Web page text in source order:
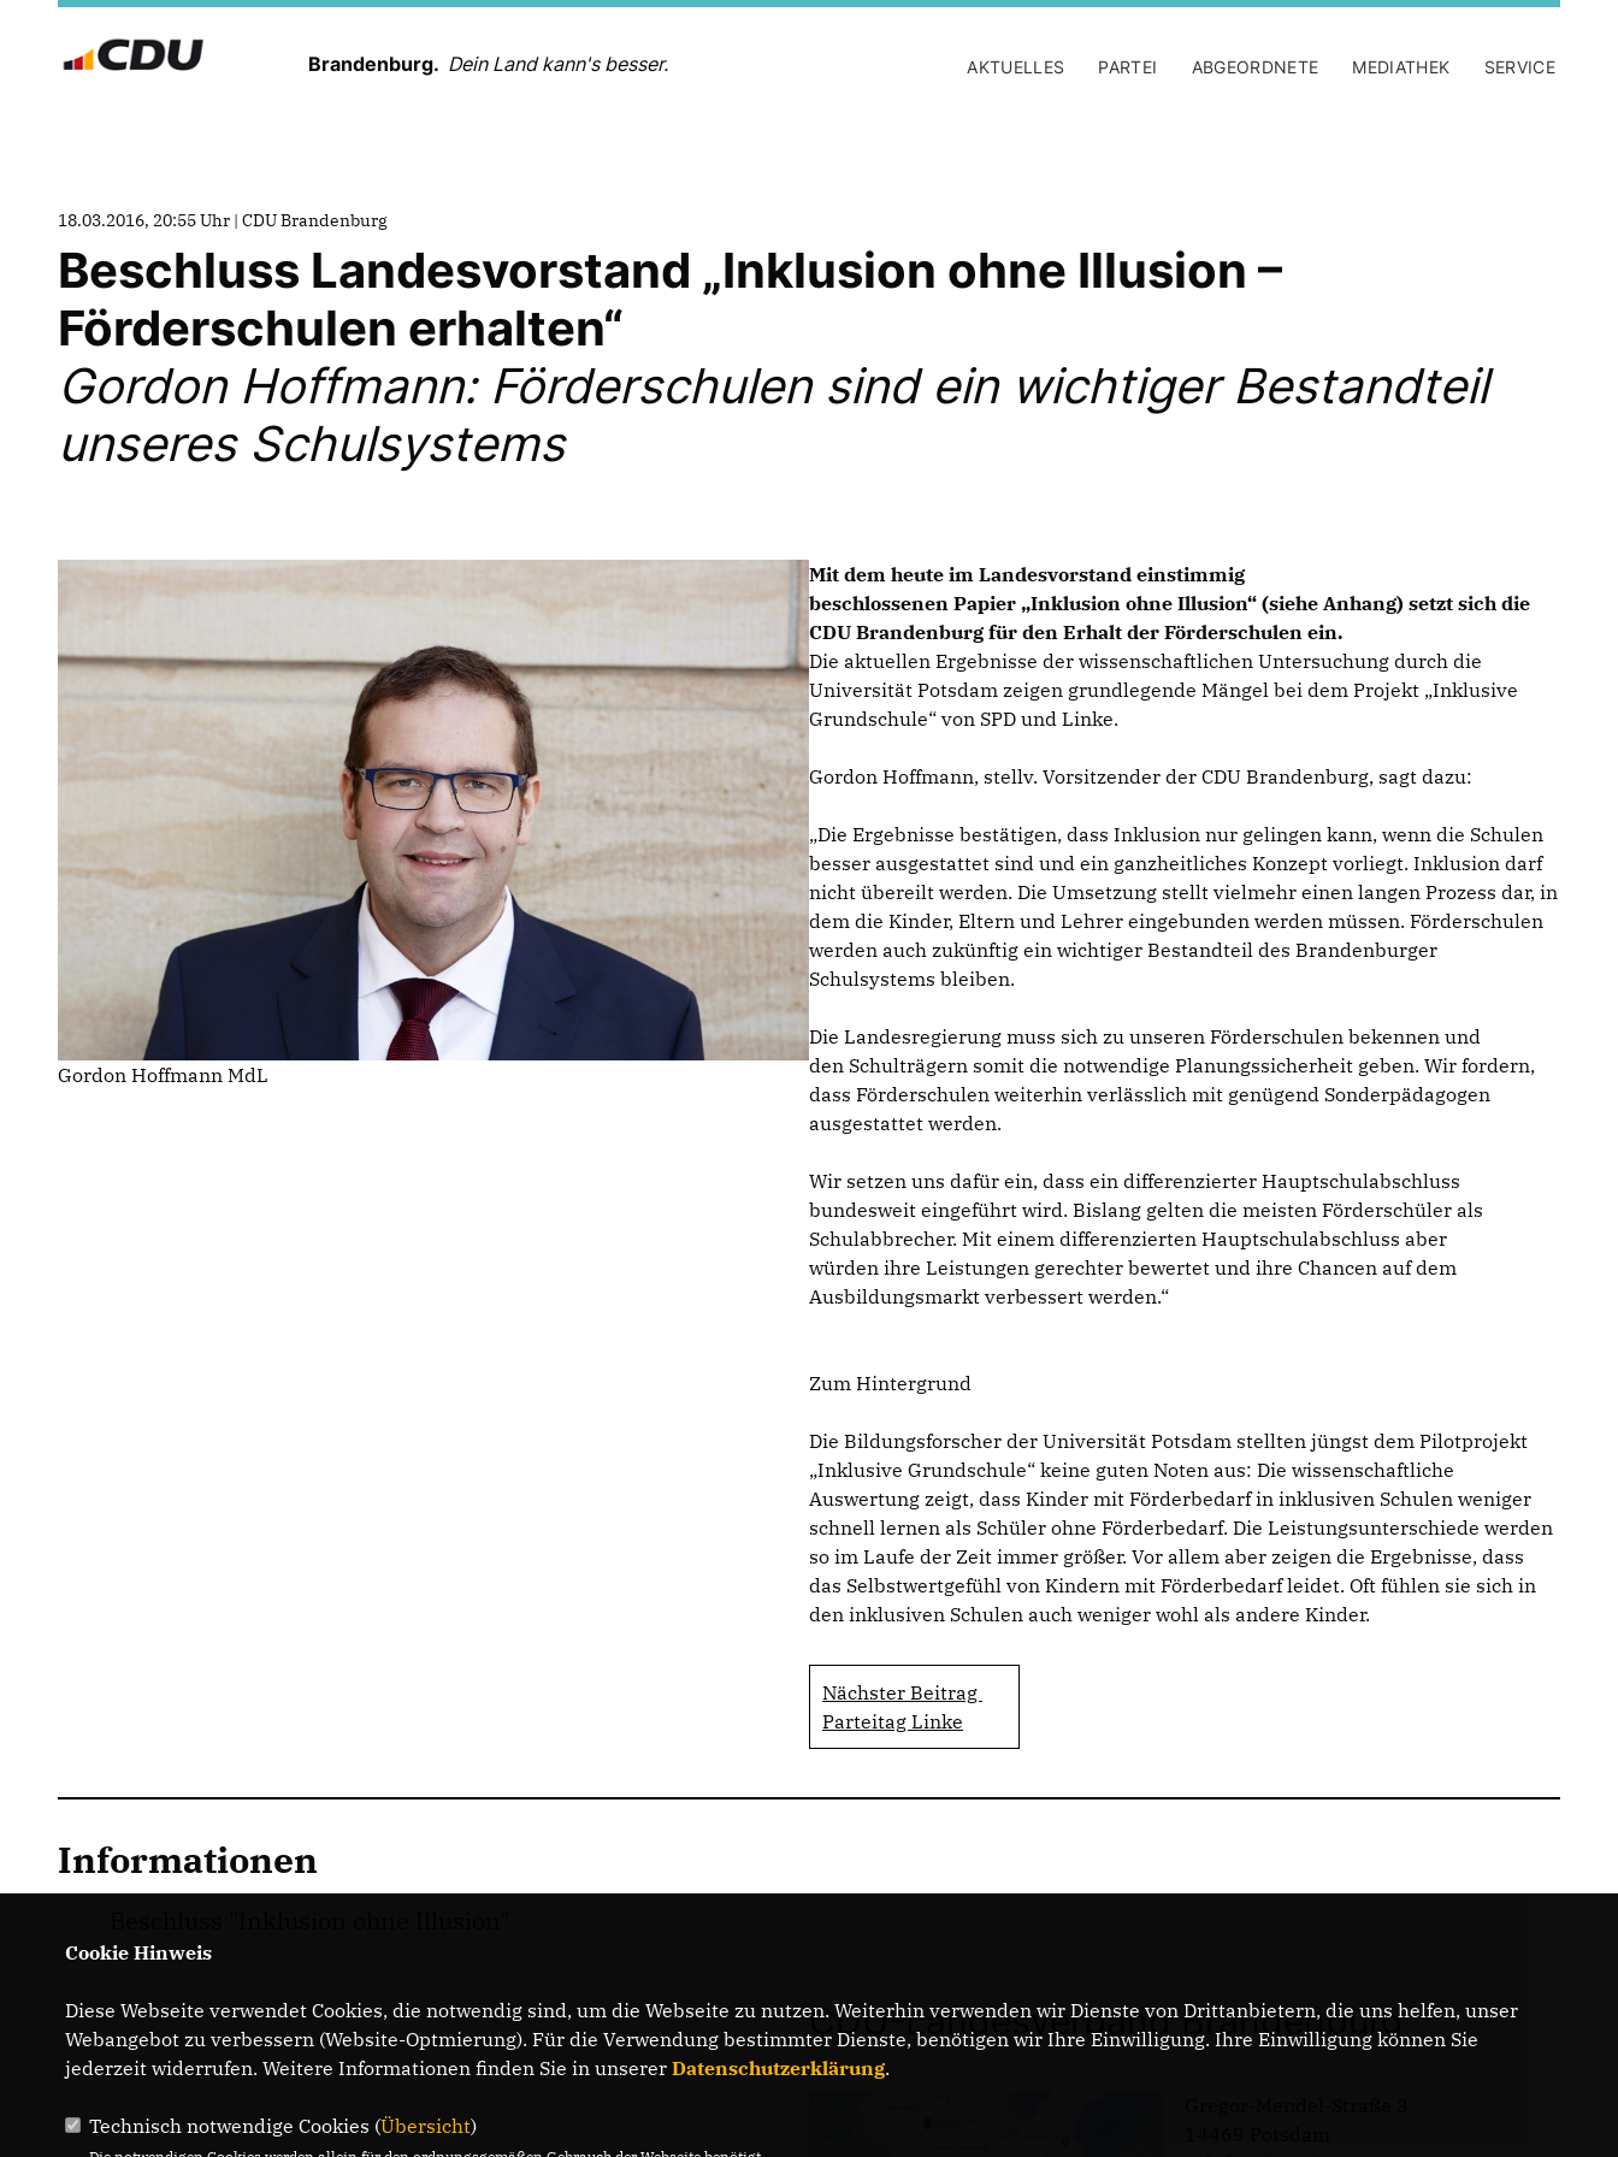
Brandenburg. Dein Land kann's besser. AKTUELLES PARTEI ABGEORDNETE MEDIATHEK SERVICE
18.03.2016, 20:55 Uhr | CDU Brandenburg
Beschluss Landesvorstand „Inklusion ohne Illusion –
Förderschulen erhalten“
Gordon Hoffmann: Förderschulen sind ein wichtiger Bestandteil
unseres Schulsystems
Mit dem heute im Landesvorstand einstimmig
beschlossenen Papier „Inklusion ohne Illusion“ (siehe Anhang) setzt sich die
CDU Brandenburg für den Erhalt der Förderschulen ein.
Die aktuellen Ergebnisse der wissenschaftlichen Untersuchung durch die
Universität Potsdam zeigen grundlegende Mängel bei dem Projekt „Inklusive
Grundschule“ von SPD und Linke.
Gordon Hoffmann, stellv. Vorsitzender der CDU Brandenburg, sagt dazu:
Die Ergebnisse bestätigen, dass Inklusion nur gelingen kann, wenn die Schulen
besser ausgestattet sind und ein ganzheitliches Konzept vorliegt. Inklusion darf
nicht übereilt werden. Die Umsetzung stellt vielmehr einen langen Prozess dar, in
dem die Kinder, Eltern und Lehrer eingebunden werden müssen. Förderschulen
werden auch zukünftig ein wichtiger Bestandteil des Brandenburger
Schulsystems bleiben.
Die Landesregierung muss sich zu unseren Förderschulen bekennen und
den Schulträgern somit die notwendige Planungssicherheit geben. Wir fordern,
dass Förderschulen weiterhin verlässlich mit genügend Sonderpädagogen
ausgestattet werden.
Wir setzen uns dafür ein, dass ein differenzierter Hauptschulabschluss
bundesweit eingeführt wird. Bislang gelten die meisten Förderschüler als
Schulabbrecher. Mit einem differenzierten Hauptschulabschluss aber
würden ihre Leistungen gerechter bewertet und ihre Chancen auf dem
Ausbildungsmarkt verbessert werden.“
Zum Hintergrund
Die Bildungsforscher der Universität Potsdam stellten jüngst dem Pilotprojekt
Inklusive Grundschule“ keine guten Noten aus: Die wissenschaftliche
Auswertung zeigt, dass Kinder mit Förderbedarf in inklusiven Schulen weniger
schnell lernen als Schüler ohne Förderbedarf. Die Leistungsunterschiede werden
so im Laufe der Zeit immer größer. Vor allem aber zeigen die Ergebnisse, dass
das Selbstwertgefühl von Kindern mit Förderbedarf leidet. Oft fühlen sie sich in
den inklusiven Schulen auch weniger wohl als andere Kinder.
Nächster Beitrag
Parteitag Linke
Gordon Hoffmann MdL
Informationen
CDU-Landesverband Brandenburg
Cookie Hinweis
Diese Webseite verwendet Cookies, die notwendig sind, um die Webseite zu nutzen. Weiterhin verwenden wir Dienste von Drittanbietern, die uns helfen, unser
Webangebot zu verbessern (Website-Optmierung). Für die Verwendung bestimmter Dienste, benötigen wir Ihre Einwilligung. Ihre Einwilligung können Sie
jederzeit widerrufen. Weitere Informationen finden Sie in unserer Datenschutzerklärung.
Technisch notwendige Cookies (Übersicht)